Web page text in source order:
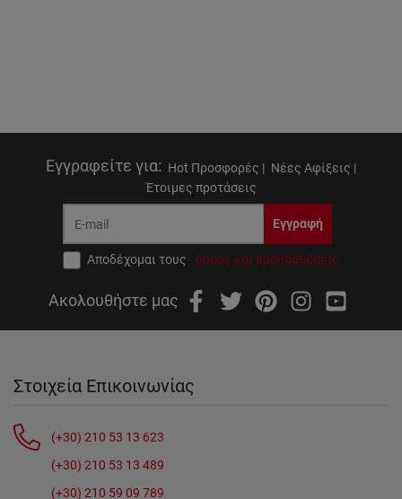
Εγγραφείτε για: Hot Προσφορές | Νέες Αφίξεις |
Έτοιμες προτάσεις
Εγγραφή
Αποδέχομαι τους όρους και προϋποθέσεις
Ακολουθήστε μας
Στοιχεία Επικοινωνίας
(+30) 210 53 13 623
(+30) 210 53 13 489
(+30) 210 59 09 789